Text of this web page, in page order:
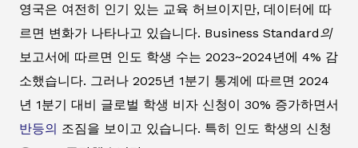
영국은 여전히 인기 있는 교육 허브이지만, 데이터에 따
르면 변화가 나타나고 있습니다. Business Standard의
보고서에 따르면 인도 학생 수는 2023~2024년에 4% 감
소했습니다. 그러나 2025년 1분기 통계에 따르면 2024
년 1분기 대비 글로벌 학생 비자 신청이 30% 증가하면서
반등의 조짐을 보이고 있습니다. 특히 인도 학생의 신청